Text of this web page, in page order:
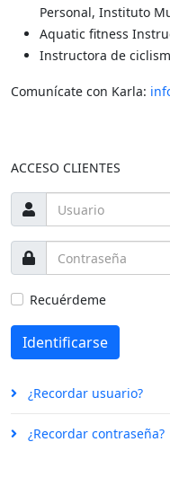
Personal, Instituto
Aquatic fitness
Instructora de
Comunícate con Karla:
ACCESO CLIENTES
Recuérdeme
Identificarse
¿Recordar usuario?
¿Recordar contraseña?